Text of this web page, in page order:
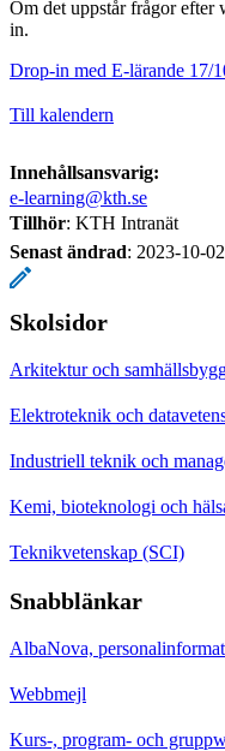
Om det uppstår frågor efter
in.
Drop-in med E-lärande 17/
Till kalendern
Innehållsansvarig:
e-learning@kth.se
Tillhör: KTH Intranät
Senast ändrad: 2023-10-02
Skolsidor
Arkitektur och
Elektroteknik och
Industriell teknik och
Kemi, bioteknologi och
Teknikvetenskap (SCI)
Snabblänkar
AlbaNova,
Webbmejl
Kurs-, program- och